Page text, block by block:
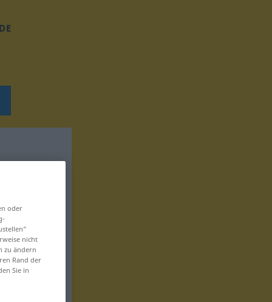
oder
nicht
zu ändern
Rand der
Sie in